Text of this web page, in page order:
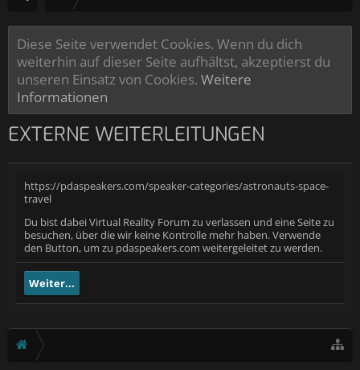
Diese Seite verwendet Cookies. Wenn du dich
weiterhin auf dieser Seite aufhältst, akzeptierst du
unseren Einsatz von Cookies. Weitere
Informationen
EXTERNE WEITERLEITUNGEN
https://pdaspeakers.com/speaker-categories/astronauts-space-
travel
Du bist dabei Virtual Reality Forum zu verlassen und eine Seite zu
besuchen, über die wir keine Kontrolle mehr haben. Verwende
den Button, um zu pdaspeakers.com weitergeleitet zu werden.
Weiter...